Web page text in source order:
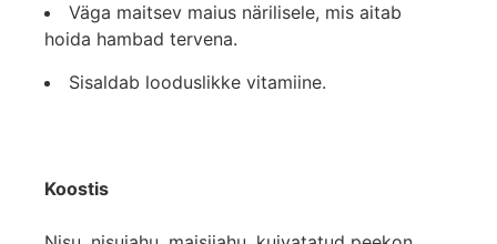
Väga maitsev maius närilisele, mis aitab
hoida hambad tervena.
Sisaldab looduslikke vitamiine.
Koostis